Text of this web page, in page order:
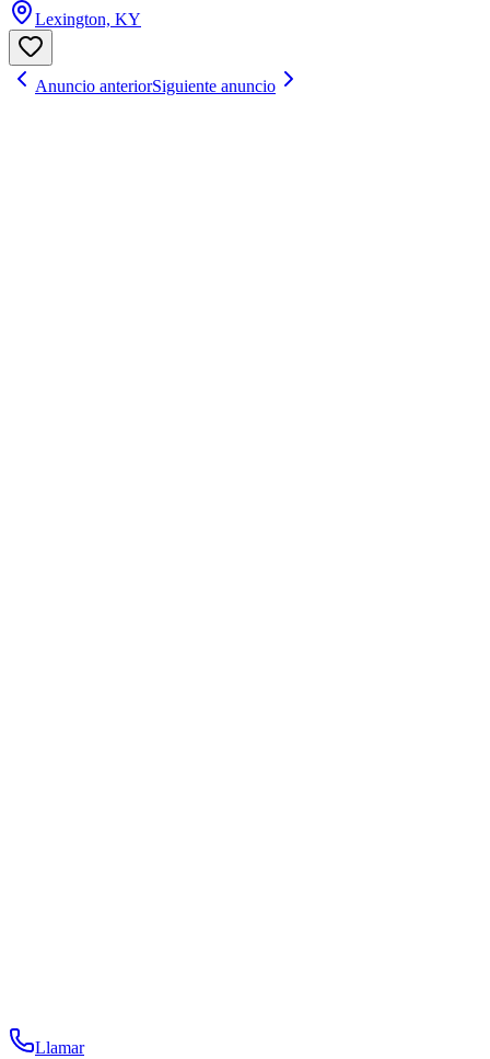
Lexington, KY
Anuncio anteriorSiguiente anuncio
Llamar